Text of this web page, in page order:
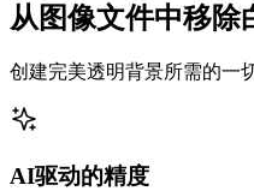
从图像文件中移除
创建完美透明背景所需的一
AI驱动的精度